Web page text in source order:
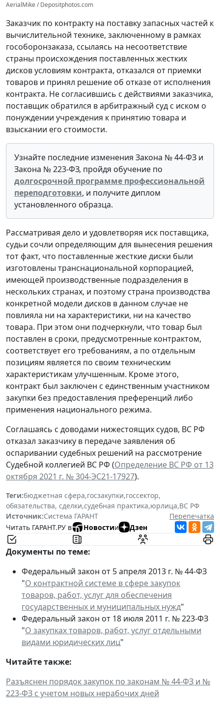
AerialMike / Depositphotos.com
Заказчик по контракту на поставку запасных частей к
вычислительной технике, заключенному в рамках
гособоронзаказа, ссылаясь на несоответствие
страны происхождения поставленных жестких
дисков условиям контракта, отказался от приемки
товаров и принял решение об отказе от исполнения
контракта. Не согласившись с действиями заказчика,
поставщик обратился в арбитражный суд с иском о
понуждении учреждения к принятию товара и
взыскании его стоимости.
Узнайте последние изменения Закона № 44-ФЗ и
Закона № 223-ФЗ, пройдя обучение по
долгосрочной программе профессиональной
переподготовки, и получите диплом
установленного образца.
Рассматривая дело и удовлетворяя иск поставщика,
судьи сочли определяющим для вынесения решения
тот факт, что поставленные жесткие диски были
изготовлены транснациональной корпорацией,
имеющей производственные подразделения в
нескольких странах, и поэтому страна производства
конкретной модели дисков в данном случае не
повлияла ни на характеристики, ни на качество
товара. При этом они подчеркнули, что товар был
поставлен в сроки, предусмотренные контрактом,
соответствует его требованиям, а по отдельным
позициям является по своим техническим
характеристикам улучшенным. Кроме этого,
контракт был заключен с единственным участником
закупки без предоставления преференций либо
применения национального режима.
Соглашаясь с доводами нижестоящих судов, ВС РФ
отказал заказчику в передаче заявления об
оспаривании судебных решений на рассмотрение
Судебной коллегией ВС РФ (Определение ВС РФ от 13
октября 2021 г. № 304-ЭС21-17927).
Теги:бюджетная сфера,госзакупки,госсектор,
обязательства, сделки,судебная практика,юрлица,ВС РФ
Источник:Система ГАРАНТ
Перепечатка
Читать ГАРАНТ.РУ в
Новостии Дзен
Документы по теме:
Федеральный закон от 5 апреля 2013 г. № 44-ФЗ
"О контрактной системе в сфере закупок
товаров, работ, услуг для обеспечения
государственных и муниципальных нужд"
Федеральный закон от 18 июля 2011 г. № 223-ФЗ
"О закупках товаров, работ, услуг отдельными
видами юридических лиц"
Читайте также:
Разъяснен порядок закупок по законам № 44-ФЗ и №
223-ФЗ с учетом новых нерабочих дней